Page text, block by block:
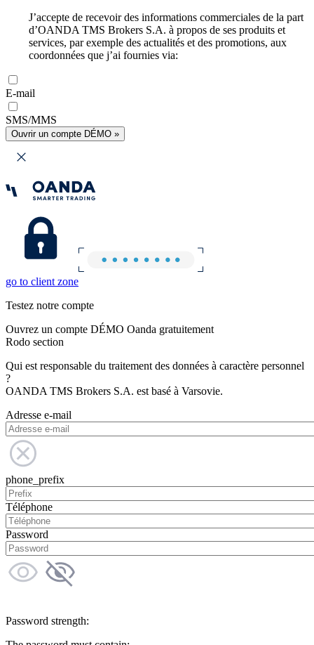
J’accepte de recevoir des informations commerciales de la part
d’OANDA TMS Brokers S.A. à propos de ses produits et
services, par exemple des actualités et des promotions, aux
coordonnées que j’ai fournies via:
E-mail
SMS/MMS
Ouvrir un compte DÉMO »
go to client zone
Testez notre compte
Ouvrez un compte DÉMO Oanda gratuitement
Rodo section
Qui est responsable du traitement des données à caractère personnel
?
OANDA TMS Brokers S.A. est basé à Varsovie.
Adresse e-mail
phone_prefix
Téléphone
Password
Password strength: